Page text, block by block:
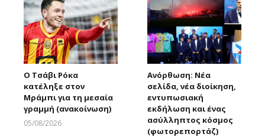
Ο Τσάβι Ρόκα
κατέληξε στον
Μράμπι για τη μεσαία
γραμμή (ανακοίνωση)
05/08/2026
Ανόρθωση: Νέα
σελίδα, νέα διοίκηση,
εντυπωσιακή
εκδήλωση και ένας
ασύλληπτος κόσμος
(φωτορεπορτάζ)